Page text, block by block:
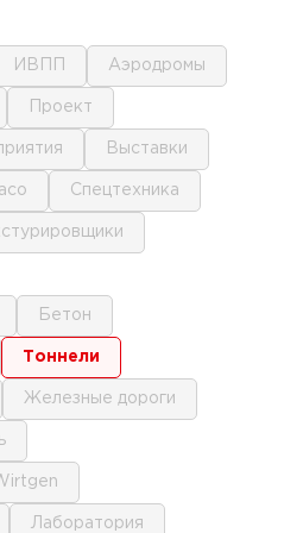
ИВПП аэродромы
проект
выставки
спецтехника
бетон
тоннели
железные дороги
Wirtgen
лаборатория